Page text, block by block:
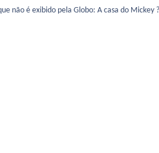
não é exibido pela Globo: A casa do Mickey ?